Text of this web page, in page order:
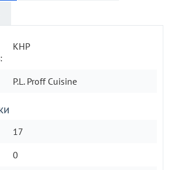
КНР
P.L. Proff Cuisine
17
0